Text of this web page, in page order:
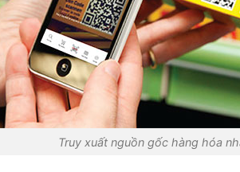
Truy xuất nguồn gốc hàng hóa